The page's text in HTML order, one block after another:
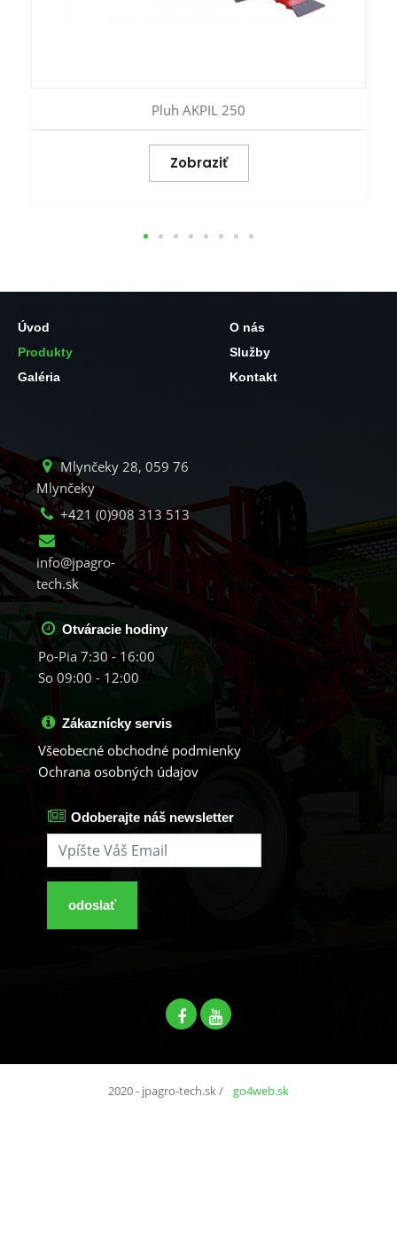
Pluh AKPIL 250
Zobraziť
Úvod
O nás
Produkty
Služby
Galéria
Kontakt
Mlynčeky 28, 059 76
Mlynčeky
+421 (0)908 313 513
info@jpagro-
tech.sk
Otváracie hodiny
Po-Pia 7:30 - 16:00
So 09:00 - 12:00
Zákaznícky servis
Všeobecné obchodné podmienky
Ochrana osobných údajov
Odoberajte náš newsletter
odoslať
2020 - jpagro-tech.sk/ go4web.sk